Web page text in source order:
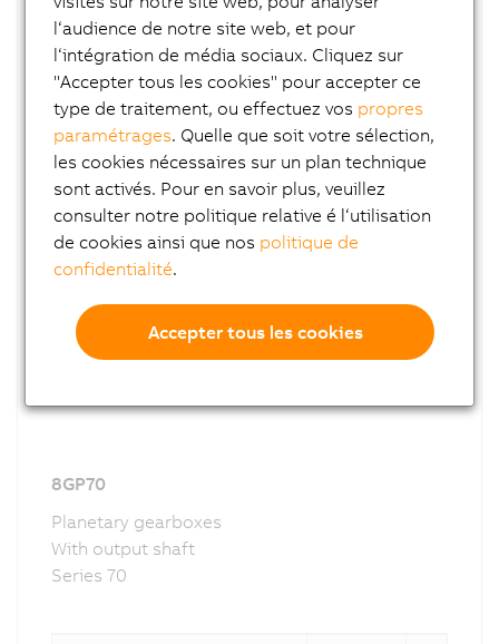
8GP60
Planetary gearboxes
With output shaft
Series 60
8GP70
Planetary gearboxes
With output shaft
Series 70
l‘audience de notre site web, et pour
l‘intégration de média sociaux. Cliquez sur
"Accepter tous les cookies" pour accepter ce
type de traitement, ou effectuez vos propres
paramétrages. Quelle que soit votre sélection,
les cookies nécessaires sur un plan technique
sont activés. Pour en savoir plus, veuillez
consulter notre politique relative é l‘utilisation
de cookies ainsi que nos politique de
confidentialité.
Accepter tous les cookies